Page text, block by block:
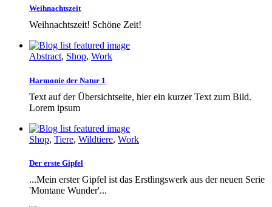
Weihnachtszeit
Weihnachtszeit! Schöne Zeit!
Abstract, Shop, Work
Harmonie der Natur 1
Text auf der Übersichtseite, hier ein kurzer Text zum Bild.
Lorem ipsum
Shop, Tiere, Wildtiere, Work
Der erste Gipfel
...Mein erster Gipfel ist das Erstlingswerk aus der neuen Serie
'Montane Wunder'...